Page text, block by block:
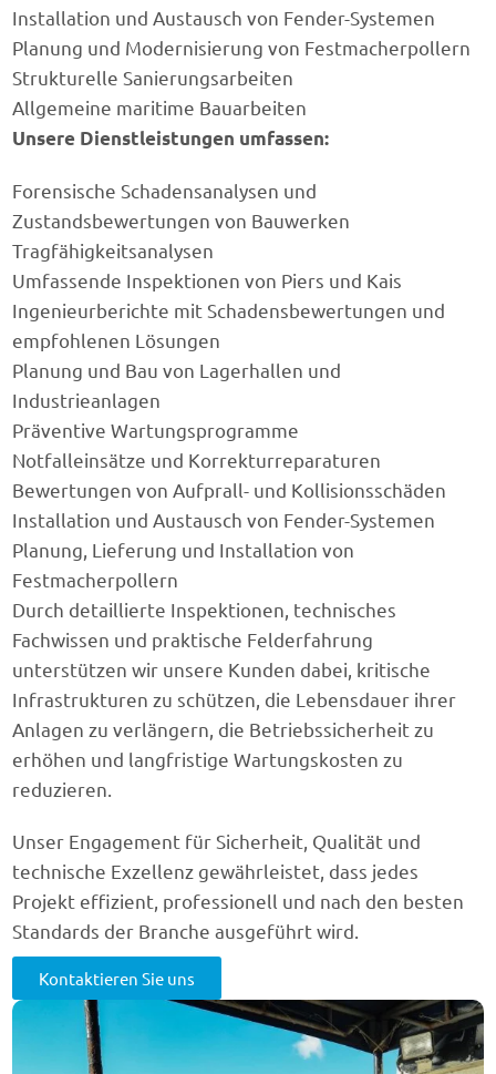
Installation und Austausch von Fender-Systemen
Planung und Modernisierung von Festmacherpollern
Strukturelle Sanierungsarbeiten
Allgemeine maritime Bauarbeiten
Unsere Dienstleistungen umfassen:
Forensische Schadensanalysen und
Zustandsbewertungen von Bauwerken
Tragfähigkeitsanalysen
Umfassende Inspektionen von Piers und Kais
Ingenieurberichte mit Schadensbewertungen und
empfohlenen Lösungen
Planung und Bau von Lagerhallen und
Industrieanlagen
Präventive Wartungsprogramme
Notfalleinsätze und Korrekturreparaturen
Bewertungen von Aufprall- und Kollisionsschäden
Installation und Austausch von Fender-Systemen
Planung, Lieferung und Installation von
Festmacherpollern
Durch detaillierte Inspektionen, technisches
Fachwissen und praktische Felderfahrung
unterstützen wir unsere Kunden dabei, kritische
Infrastrukturen zu schützen, die Lebensdauer ihrer
Anlagen zu verlängern, die Betriebssicherheit zu
erhöhen und langfristige Wartungskosten zu
reduzieren.
Unser Engagement für Sicherheit, Qualität und
technische Exzellenz gewährleistet, dass jedes
Projekt effizient, professionell und nach den besten
Standards der Branche ausgeführt wird.
Kontaktieren Sie uns